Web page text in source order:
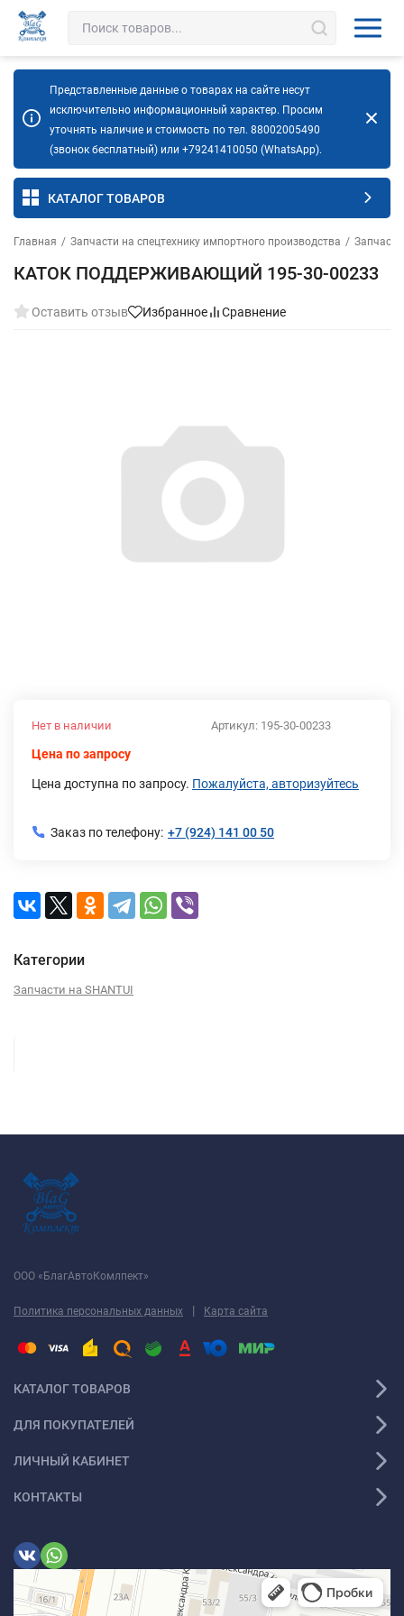
Представленные данные о товарах на сайте несут
исключительно информационный характер. Просим
уточнять наличие и стоимость по тел. 88002005490
(звонок бесплатный) или +79241410050 (WhatsApp).
КАТАЛОГ ТОВАРОВ
Главная / Запчасти на спецтехнику импортного производства /
КАТОК ПОДДЕРЖИВАЮЩИЙ 195-30-00233
Оставить отзыв Избранное Сравнение
Артикул: 195-30-00233
Нет в наличии
Цена по запросу
Цена доступна по запросу. Пожалуйста, авторизуйтесь
Заказ по телефону: +7 (924) 141 00 50
Категории
Запчасти на SHANTUI
ООО «БлагАвтоКомлпект»
Политика персональных данных | Карта сайта
КАТАЛОГ ТОВАРОВ
ДЛЯ ПОКУПАТЕЛЕЙ
ЛИЧНЫЙ КАБИНЕТ
КОНТАКТЫ